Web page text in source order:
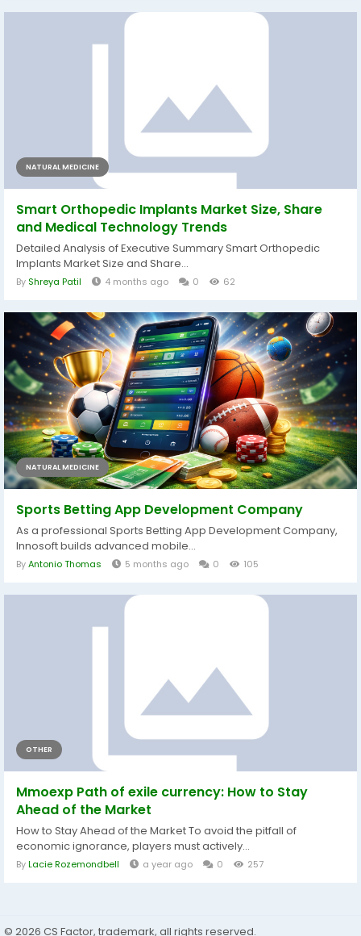
NATURAL MEDICINE
Smart Orthopedic Implants Market Size, Share
and Medical Technology Trends
Detailed Analysis of Executive Summary Smart Orthopedic
Implants Market Size and Share...
By Shreya Patil 4 months ago 0 62
NATURAL MEDICINE
Sports Betting App Development Company
As a professional Sports Betting App Development Company,
Innosoft builds advanced mobile...
ByAntonio Thomas 5 months ago 0 105
OTHER
Mmoexp Path of exile currency: How to Stay
Ahead of the Market
How to Stay Ahead of the Market To avoid the pitfall of
economic ignorance, players must actively...
ByLacie Rozemondbell a year ago 0 257
© 2026 CS Factor, trademark, all rights reserved.